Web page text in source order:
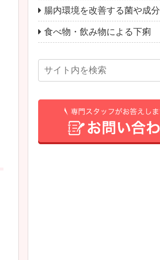
腸内環境を改善する菌や成分
食べ物・飲み物による下痢